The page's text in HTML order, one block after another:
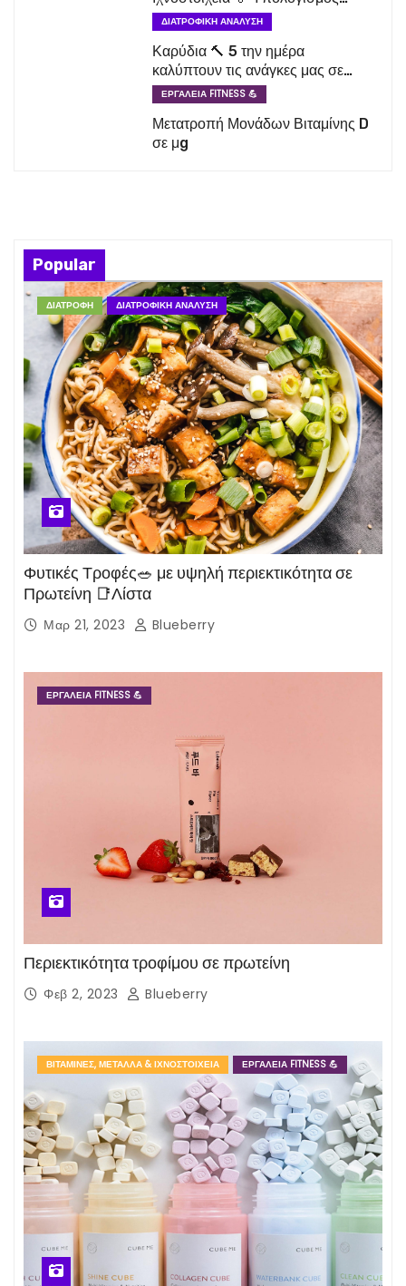
βάση ηλικίας και φύλου
ΔΙΑΤΡΟΦΙΚΉ ΑΝΆΛΥΣΗ
Καρύδια 🔨 5 την ημέρα
καλύπτουν τις ανάγκες μας σε
απαραίτητα λιπαρά οξέα
ΕΡΓΑΛΕΊΑ FITNESS 💪
Μετατροπή Μονάδων Βιταμίνης D
σε μg
Popular
ΔΙΑΤΡΟΦΉ ΔΙΑΤΡΟΦΙΚΉ ΑΝΆΛΥΣΗ
Φυτικές Τροφές🥗 με υψηλή περιεκτικότητα σε
Πρωτείνη 📑Λίστα
Μαρ 21, 2023 Blueberry
ΕΡΓΑΛΕΊΑ FITNESS 💪
Περιεκτικότητα τροφίμου σε πρωτείνη
Φεβ 2, 2023 Blueberry
ΒΙΤΑΜΊΝΕΣ, ΜΈΤΑΛΛΑ & ΙΧΝΟΣΤΟΙΧΕΊΑ ΕΡΓΑΛΕΊΑ FITNESS 💪